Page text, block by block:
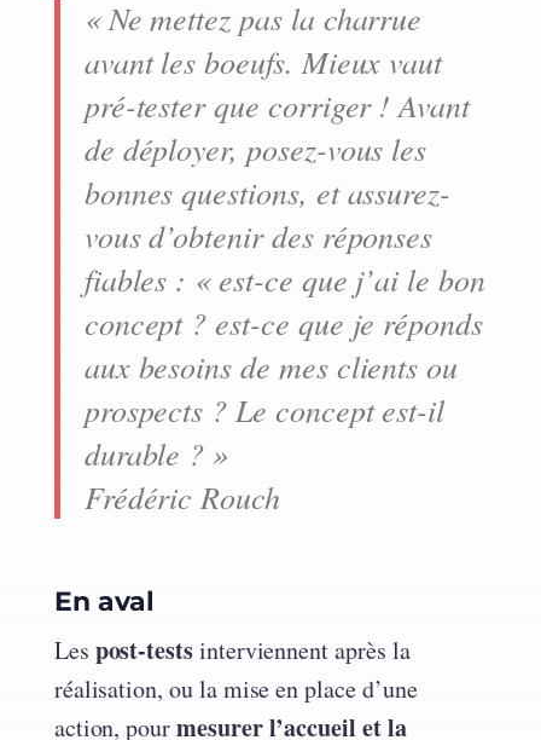
« Ne mettez pas la charrue
avant les boeufs. Mieux vaut
pré-tester que corriger ! Avant
de déployer, posez-vous les
bonnes questions, et assurez-
vous d’obtenir des réponses
fiables : « est-ce que j’ai le bon
concept ? est-ce que je réponds
aux besoins de mes clients ou
prospects ? Le concept est-il
durable ? »
Frédéric Rouch
En aval
Les post-testsinterviennent après la
réalisation, ou la mise en place d’une
action, pourmesurer l’accueil et la